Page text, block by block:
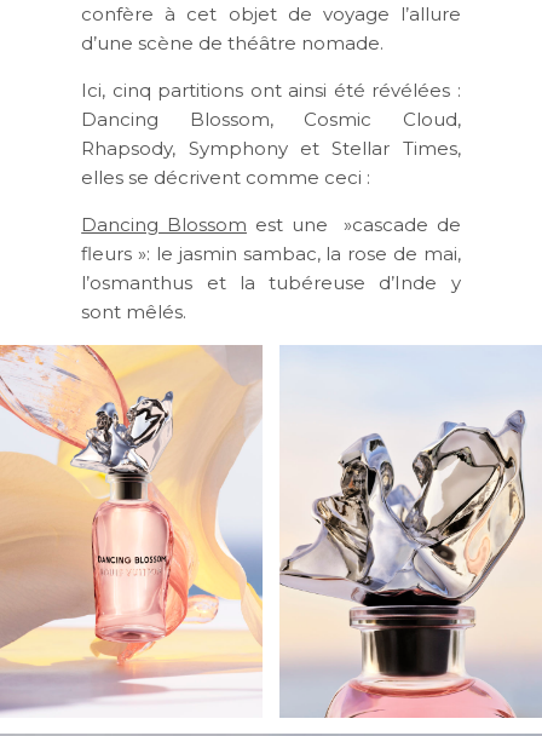
confère à cet objet de voyage l’allure
d’une scène de théâtre nomade.
Ici, cinq partitions ont ainsi été révélées :
Dancing Blossom, Cosmic Cloud,
Rhapsody, Symphony et Stellar Times,
elles se décrivent comme ceci :
Dancing Blossom est une »cascade de
fleurs »: le jasmin sambac, la rose de mai,
l’osmanthus et la tubéreuse d’Inde y
sont mêlés.